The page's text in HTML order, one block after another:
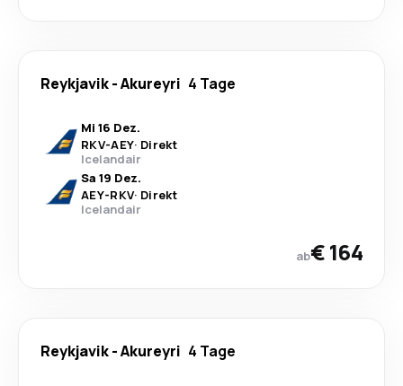
Reykjavik-Akureyri 4 Tage
Mi 16 Dez.
RKV-AEY· Direkt
Icelandair
Sa 19 Dez.
AEY-RKV· Direkt
Icelandair
ab€ 164
Reykjavik-Akureyri 4 Tage